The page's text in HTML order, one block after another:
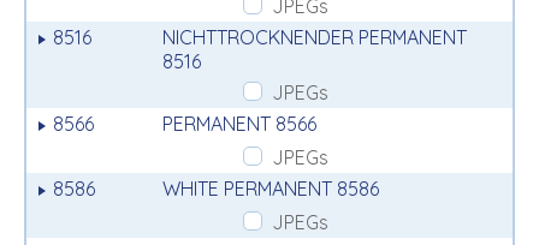
JPEGs
8516
NICHTTROCKNENDER PERMANENT
8516
JPEGs
8566
PERMANENT 8566
JPEGs
8586
WHITE PERMANENT 8586
JPEGs